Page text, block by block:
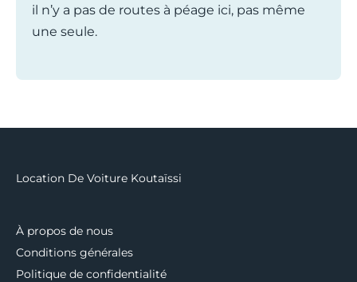
il n’y a pas de routes à péage ici, pas même
une seule.
Location De Voiture Koutaïssi
À propos de nous
Conditions générales
Politique de confidentialité